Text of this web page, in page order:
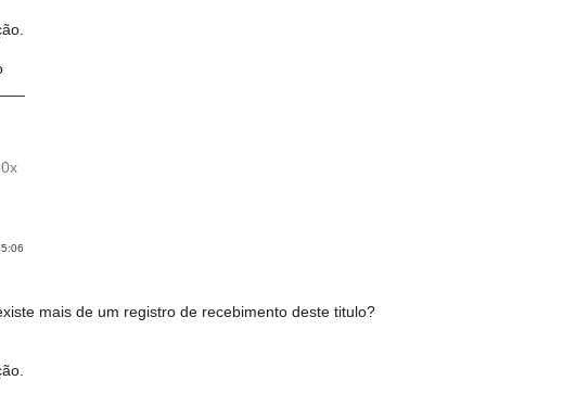
mais de um registro de recebimento deste titulo?